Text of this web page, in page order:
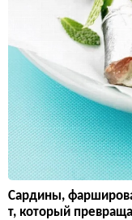
Сардины,
т, который